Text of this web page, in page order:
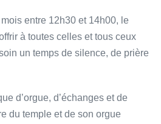
entre 12h30 et 14h00, le
à toutes celles et tous ceux
un temps de silence, de prière
d’orgue, d’échanges et de
du temple et de son orgue